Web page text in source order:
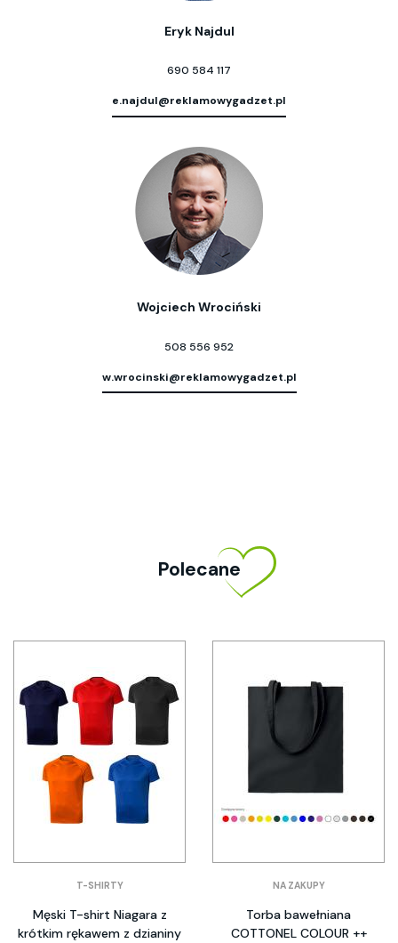
Eryk Najdul
690 584 117
e.najdul@reklamowygadzet.pl
Wojciech Wrociński
508 556 952
w.wrocinski@reklamowygadzet.pl
Polecane
T-SHIRTY
Męski T-shirt Niagara z
krótkim rękawem z dzianiny
NA ZAKUPY
Torba bawełniana
COTTONEL COLOUR ++